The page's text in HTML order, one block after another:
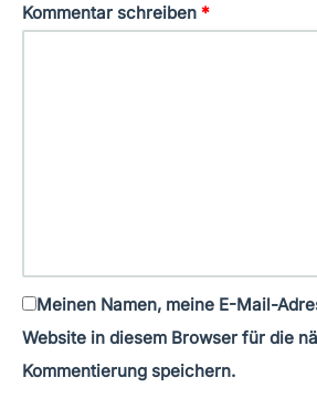
Kommentar schreiben *
Meinen Namen, meine E-Mail-
Website in diesem Browser für die
Kommentierung speichern.